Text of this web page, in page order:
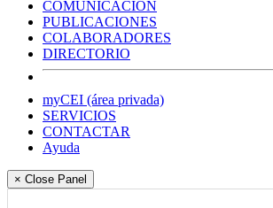
COMUNICACIÓN
PUBLICACIONES
COLABORADORES
DIRECTORIO
myCEI (área privada)
SERVICIOS
CONTACTAR
Ayuda
× Close Panel